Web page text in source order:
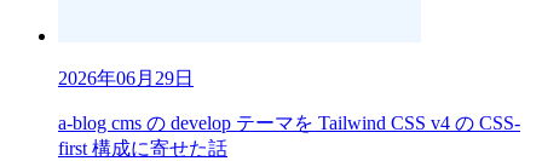
2026年06月29日
a-blog cms の develop テーマを Tailwind CSS v4 の CSS-
first 構成に寄せた話